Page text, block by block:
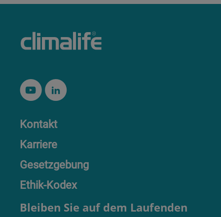
Kontakt
Karriere
Gesetzgebung
Ethik-Kodex
Bleiben Sie auf dem Laufenden